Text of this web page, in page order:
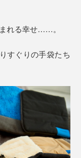
れる幸せ……。
すぐりの手袋たち